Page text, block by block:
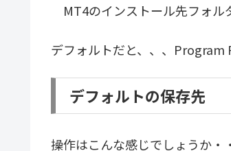
MT4のインストール先フォル
デフォルトだと、、、Program
デフォルトの保存先
操作はこんな感じでしょうか・